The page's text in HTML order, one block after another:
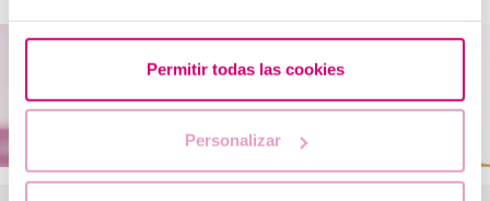
Permitir todas las cookies
Personalizar